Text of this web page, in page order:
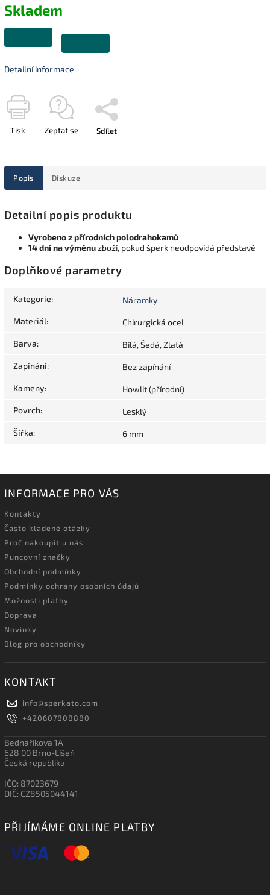
Skladem
Detailní informace
Tisk Zeptat se Sdílet
Popis Diskuze
Detailní popis produktu
Vyrobeno z přírodních polodrahokamů
14 dní na výměnuzboží, pokud šperk neodpovídá představě
Doplňkové parametry
Kategorie: Náramky
Materiál: Chirurgická ocel
Barva: Bílá, Šedá, Zlatá
Zapínání: Bez zapínání
Kameny: Howlit (přírodní)
Povrch: Lesklý
Šířka: 6 mm
INFORMACE PRO VÁS
Kontakty
Často kladené otázky
Proč nakoupit u nás
Puncovní značky
Obchodní podmínky
Podmínky ochrany osobních údajů
Možnosti platby
Doprava
Novinky
Blog pro obchodníky
KONTAKT
info@sperkato.com
+420607808880
Bednaříkova 1A
628 00 Brno-Líšeň
Česká republika
IČO: 87023679
DIČ: CZ8505044141
PŘIJÍMÁME ONLINE PLATBY